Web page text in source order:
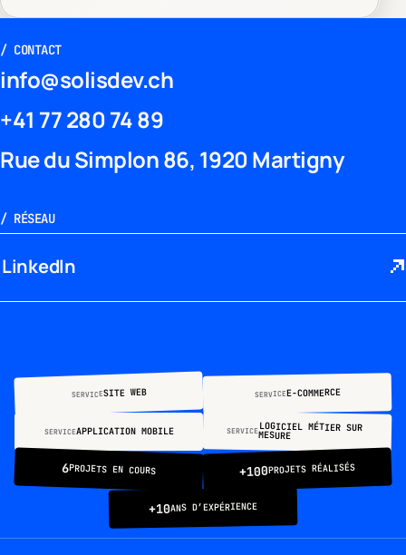
/ CONTACT
info@solisdev.ch
+41 77 280 74 89
Rue du Simplon 86, 1920 Martigny
/ RÉSEAU
LinkedIn
SERVICESITE WEB SERVICEE-COMMERCE
SERVICEAPPLICATION MOBILE SERVICELOGICIEL MÉTIER SUR
MESURE
6PROJETS EN COURS +100PROJETS RÉALISÉS
+10ANS D’EXPÉRIENCE